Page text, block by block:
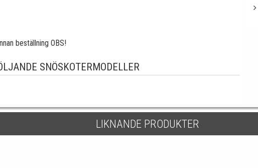
beställning OBS!
SNÖSKOTERMODELLER
LIKNANDE PRODUKTER